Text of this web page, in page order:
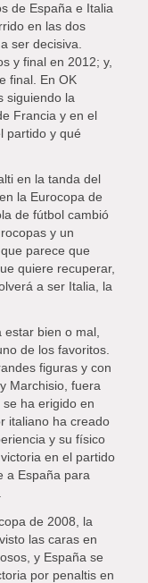
de España e Italia
en las dos
ser decisiva.
y final en 2012; y,
final. En OK
siguiendo la
Francia y en el
partido y qué
en la tanda del
la Eurocopa de
de fútbol cambió
y un
parece que
quiere recuperar,
a ser Italia, la
estar bien o mal,
de los favoritos.
figuras y con
Marchisio, fuera
ha erigido en
italiano ha creado
y su físico
en el partido
a España para
de 2008, la
las caras en
y España se
por penaltis en